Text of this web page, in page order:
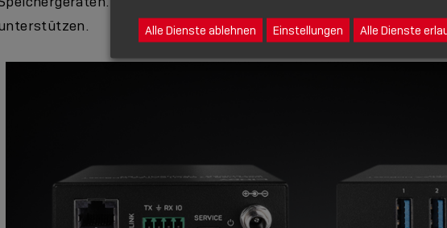
Alle Dienste ablehnen Einstellungen Alle Dienste